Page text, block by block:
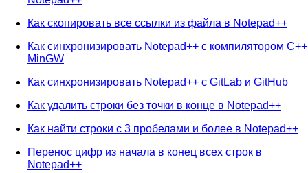
Как скопировать все ссылки из файла в Notepad++
Как синхронизировать Notepad++ с компилятором C++
MinGW
Как синхронизировать Notepad++ с GitLab и GitHub
Как удалить строки без точки в конце в Notepad++
Как найти строки с 3 пробелами и более в Notepad++
Перенос цифр из начала в конец всех строк в
Notepad++